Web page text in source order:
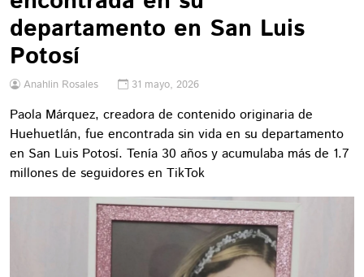
departamento en San Luis
Potosí
Anahlin Rosales 31 mayo, 2026
Paola Márquez, creadora de contenido originaria de
Huehuetlán, fue encontrada sin vida en su departamento
en San Luis Potosí. Tenía 30 años y acumulaba más de 1.7
millones de seguidores en TikTok